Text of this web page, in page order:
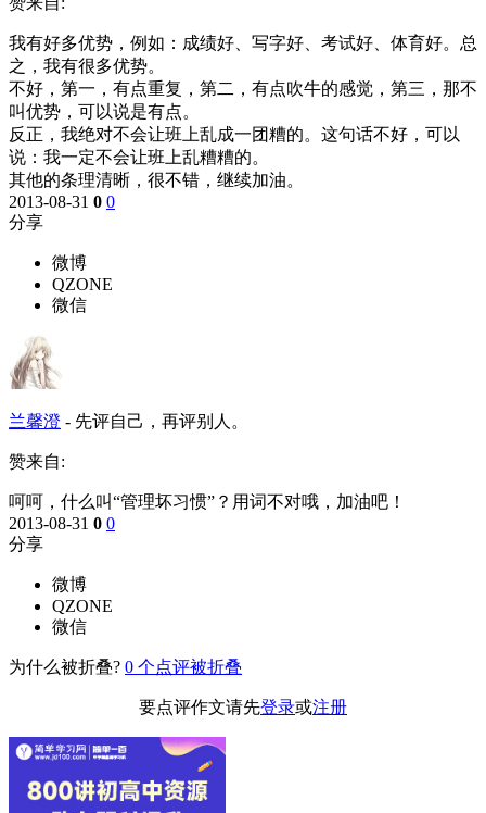
我有好多优势，例如：成绩好、写字好、考试好、体育好。总
之，我有很多优势。
不好，第一，有点重复，第二，有点吹牛的感觉，第三，那不
叫优势，可以说是有点。
反正，我绝对不会让班上乱成一团糟的。这句话不好，可以
说：我一定不会让班上乱糟糟的。
其他的条理清晰，很不错，继续加油。
2013-08-31 0 0
分享
微博
QZONE
微信
兰馨澄 - 先评自己，再评别人。
赞来自:
呵呵，什么叫“管理坏习惯”？用词不对哦，加油吧！
2013-08-31 0 0
分享
微博
QZONE
微信
为什么被折叠? 0 个点评被折叠
要点评作文请先登录或注册